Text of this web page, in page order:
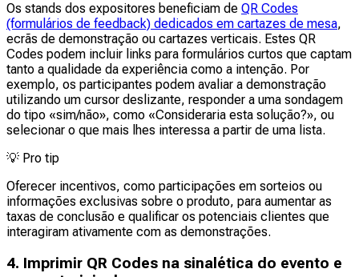
Os stands dos expositores beneficiam de QR Codes
(formulários de feedback) dedicados em cartazes de mesa,
ecrãs de demonstração ou cartazes verticais. Estes QR
Codes podem incluir links para formulários curtos que captam
tanto a qualidade da experiência como a intenção. Por
exemplo, os participantes podem avaliar a demonstração
utilizando um cursor deslizante, responder a uma sondagem
do tipo «sim/não», como «Consideraria esta solução?», ou
selecionar o que mais lhes interessa a partir de uma lista.
💡 Pro tip
Oferecer incentivos, como participações em sorteios ou
informações exclusivas sobre o produto, para aumentar as
taxas de conclusão e qualificar os potenciais clientes que
interagiram ativamente com as demonstrações.
4. Imprimir QR Codes na sinalética do evento e